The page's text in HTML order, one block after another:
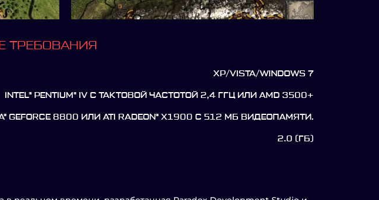
ТРЕБОВАНИЯ
XP/VISTA/WINDOWS 7
INTEL® PENTIUM® IV С ТАКТОВОЙ ЧАСТОТОЙ 2,4 ГГЦ ИЛИ AMD 3500+
GEFORCE 8800 ИЛИ ATI RADEON® X1900 С 512 МБ ВИДЕОПАМЯТИ.
2.0 (ГБ)